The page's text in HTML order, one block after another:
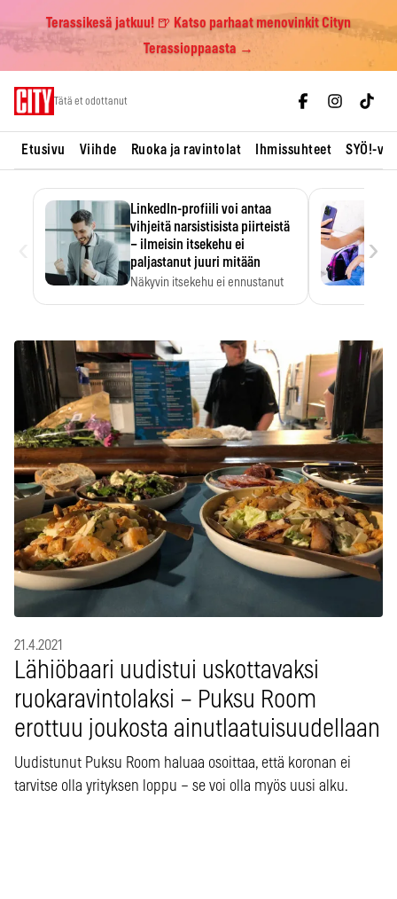
Terassikesä jatkuu! 🍺 Katso parhaat menovinkit Cityn
Terassioppaasta →
Tätä et odottanut
Etusivu Viihde Ruoka ja ravintolat Ihmissuhteet SYÖ!-
LinkedIn-profiili voi antaa
vihjeitä narsistisista piirteistä
– ilmeisin itsekehu ei
paljastanut juuri mitään
Näkyvin itsekehu ei ennustanut
›
21.4.2021
Lähiöbaari uudistui uskottavaksi
ruokaravintolaksi – Puksu Room
erottuu joukosta ainutlaatuisuudellaan
Uudistunut Puksu Room haluaa osoittaa, että koronan ei
tarvitse olla yrityksen loppu – se voi olla myös uusi alku.